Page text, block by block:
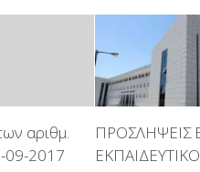
αριθμ.
2017
ΠΡΟΣΛΗΨΕΙΣ